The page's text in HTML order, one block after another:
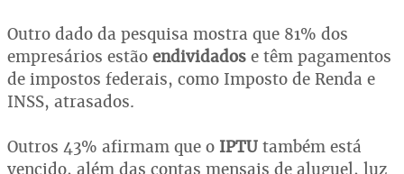
Outro dado da pesquisa mostra que 81% dos
empresários estão endividados e têm pagamentos
de impostos federais, como Imposto de Renda e
INSS, atrasados.
Outros 43% afirmam que o IPTU também está
vencido, além das contas mensais de aluguel, luz